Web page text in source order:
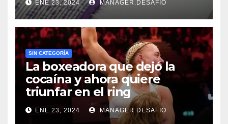
ENE 23, 2024 MANAGER.DESAFIO
SIN CATEGORÍA
La boxeadora que dejó la
cocaína y ahora quiere
triunfar en el ring​
ENE 23, 2024 MANAGER.DESAFIO